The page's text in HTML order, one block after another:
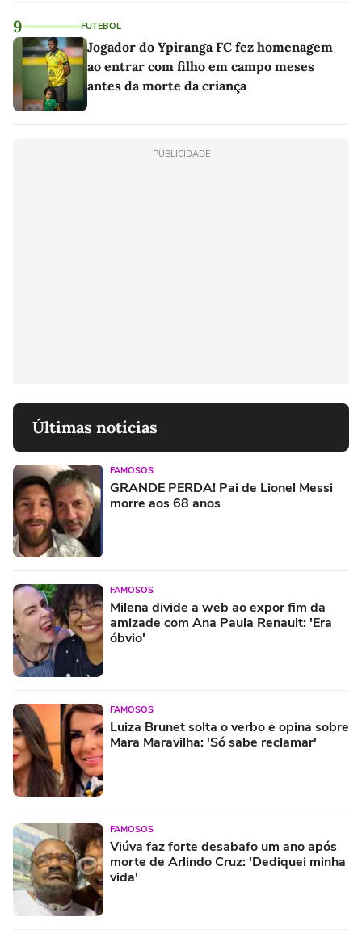
9 FUTEBOL
Jogador do Ypiranga FC fez homenagem
ao entrar com filho em campo meses
antes da morte da criança
PUBLICIDADE
Últimas notícias
FAMOSOS
GRANDE PERDA! Pai de Lionel Messi
morre aos 68 anos
FAMOSOS
Milena divide a web ao expor fim da
amizade com Ana Paula Renault: 'Era
óbvio'
FAMOSOS
Luiza Brunet solta o verbo e opina sobre
Mara Maravilha: 'Só sabe reclamar'
FAMOSOS
Viúva faz forte desabafo um ano após
morte de Arlindo Cruz: 'Dediquei minha
vida'